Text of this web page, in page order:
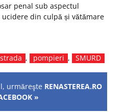
penal sub aspectul
din culpă și vătămare
, pompieri , SMURD
urmăreşte RENASTEREA.RO
»